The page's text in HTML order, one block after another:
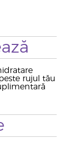
rujul tău